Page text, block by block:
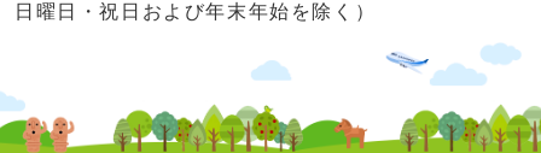
日曜日・祝日および年末年始を除く）